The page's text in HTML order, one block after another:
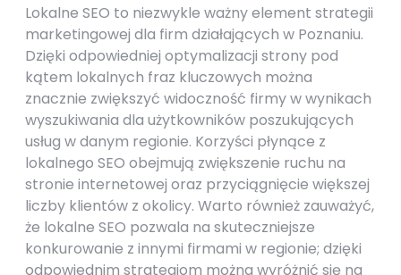
Lokalne SEO to niezwykle ważny element strategii
marketingowej dla firm działających w Poznaniu.
Dzięki odpowiedniej optymalizacji strony pod
kątem lokalnych fraz kluczowych można
znacznie zwiększyć widoczność firmy w wynikach
wyszukiwania dla użytkowników poszukujących
usług w danym regionie. Korzyści płynące z
lokalnego SEO obejmują zwiększenie ruchu na
stronie internetowej oraz przyciągnięcie większej
liczby klientów z okolicy. Warto również zauważyć,
że lokalne SEO pozwala na skuteczniejsze
konkurowanie z innymi firmami w regionie; dzięki
odpowiednim strategiom można wyróżnić się na